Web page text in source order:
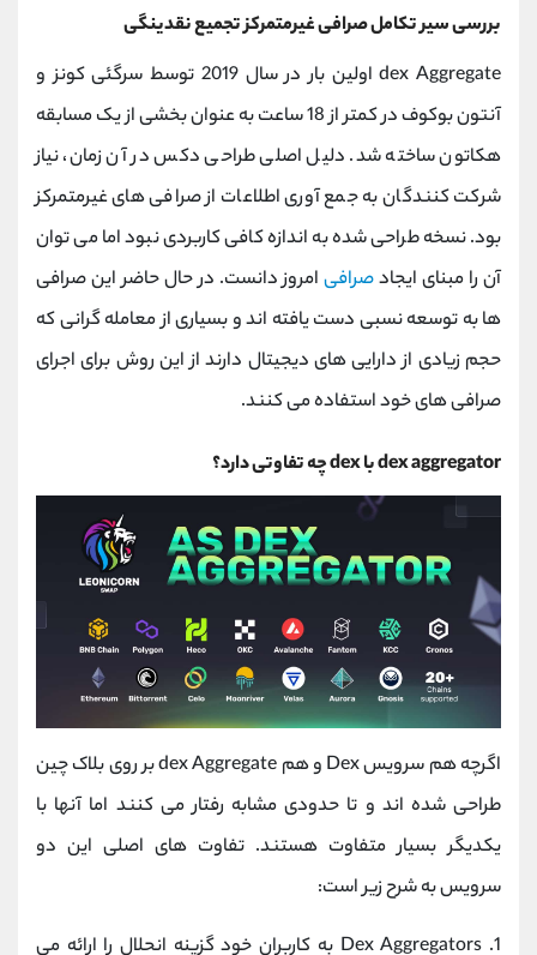
بررسی سیر تکامل صرافی غیرمتمرکز تجمیع نقدینگی
dex Aggregate اولین بار در سال 2019 توسط سرگئی کونز و
آنتون بوکوف در کمتر از 18 ساعت به عنوان بخشی از یک مسابقه
هکاتون ساخته شد. دلیل اصلی طراحی دکس در آن زمان، نیاز
شرکت کنندگان به جمع آوری اطلاعات از صرافی های غیرمتمرکز
بود. نسخه طراحی شده به اندازه کافی کاربردی نبود اما می توان
آن را مبنای ایجادصرافیامروز دانست. در حال حاضر این صرافی
ها به توسعه نسبی دست یافته اند و بسیاری از معامله گرانی که
حجم زیادی از دارایی های دیجیتال دارند از این روش برای اجرای
صرافی های خود استفاده می کنند.
dex aggregator با dex چه تفاوتی دارد؟
اگرچه هم سرویس Dex و هم dex Aggregate بر روی بلاک چین
طراحی شده اند و تا حدودی مشابه رفتار می کنند اما آنها با
یکدیگر بسیار متفاوت هستند. تفاوت های اصلی این دو
سرویس به شرح زیر است:
1. Dex Aggregators به ​​کاربران خود گزینه انحلال را ارائه می